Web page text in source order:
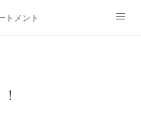
トメントMenu